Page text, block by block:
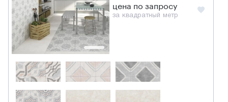
цена по запросу
за квадратный метр